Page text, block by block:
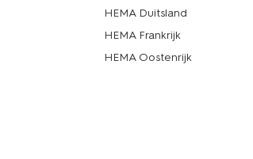
HEMA Duitsland
HEMA Frankrijk
HEMA Oostenrijk